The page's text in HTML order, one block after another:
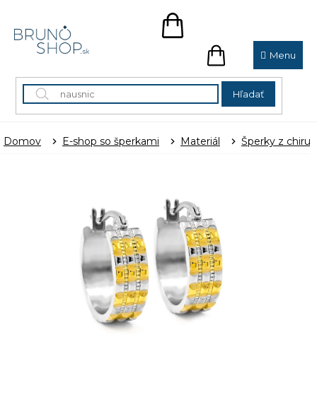
obsah
Hľadať
NÁKUPNÝ
NÁKUPNÝ
KOŠÍK
Domov E-shop so šperkami Materiál Šperky z